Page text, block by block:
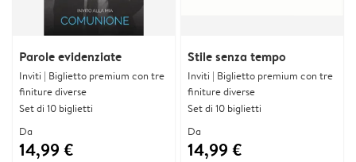
Parole evidenziate
Inviti | Biglietto premium con tre
finiture diverse
Set di 10 biglietti
Da
14,99 €
Stile senza tempo
Inviti | Biglietto premium con tre
finiture diverse
Set di 10 biglietti
Da
14,99 €